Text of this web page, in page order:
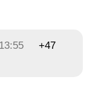
+47